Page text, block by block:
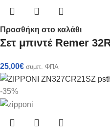
Προσθήκη στο καλάθι
Σετ μπιντέ Remer
25,00€ συμπ. ΦΠΑ
-35%